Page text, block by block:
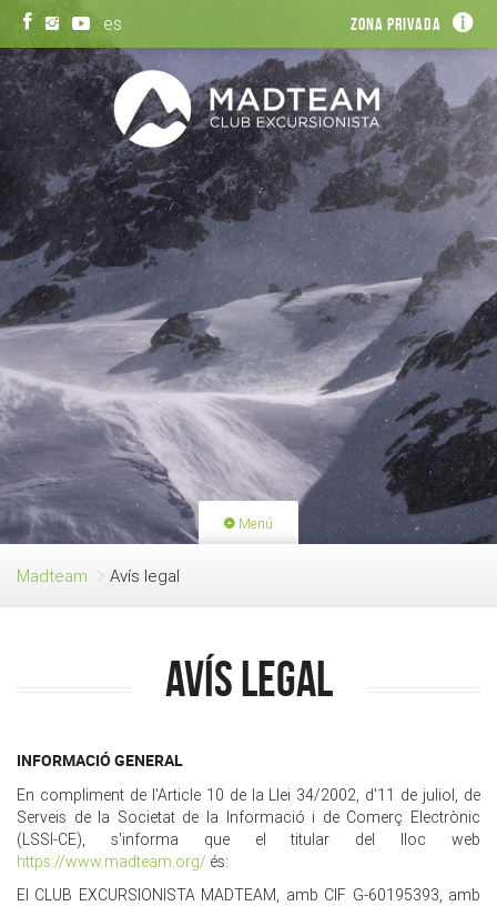
es Zona privada
Menú
PORTADA
Madteam Avís legal
Avís legal
INFORMACIÓ GENERAL
En compliment de l'Article 10 de la Llei 34/2002, d'11 de juliol, de
Serveis de la Societat de la Informació i de Comerç Electrònic
(LSSI-CE), s'informa que el titular del lloc web
https://www.madteam.org/ és:
El CLUB EXCURSIONISTA MADTEAM, amb CIF G-60195393, amb